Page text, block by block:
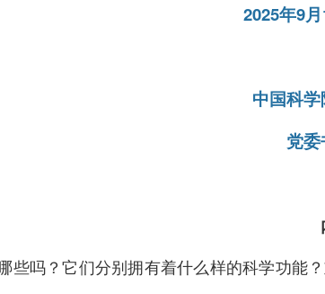
2025年9月
中国科
党
些吗？它们分别拥有着什么样的科学功能 ？